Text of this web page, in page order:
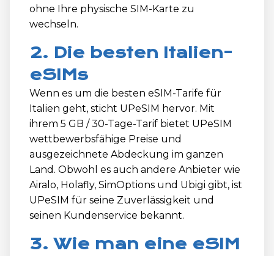
ohne Ihre physische SIM-Karte zu
wechseln.
2. Die besten Italien-
eSIMs
Wenn es um die besten eSIM-Tarife für
Italien geht, sticht UPeSIM hervor. Mit
ihrem 5 GB / 30-Tage-Tarif bietet UPeSIM
wettbewerbsfähige Preise und
ausgezeichnete Abdeckung im ganzen
Land. Obwohl es auch andere Anbieter wie
Airalo, Holafly, SimOptions und Ubigi gibt, ist
UPeSIM für seine Zuverlässigkeit und
seinen Kundenservice bekannt.
3. Wie man eine eSIM